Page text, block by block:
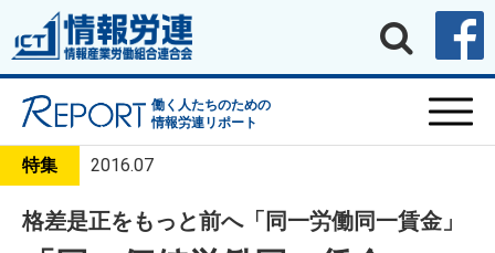
働く人たちのための
情報労連リポート
特集 2016.07
格差是正をもっと前へ「同一労働同一賃金」